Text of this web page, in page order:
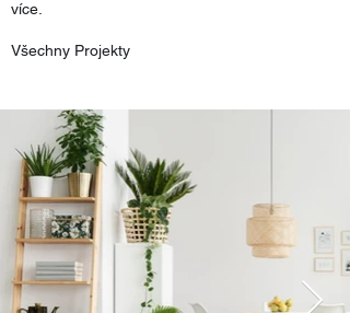
více.
Všechny Projekty